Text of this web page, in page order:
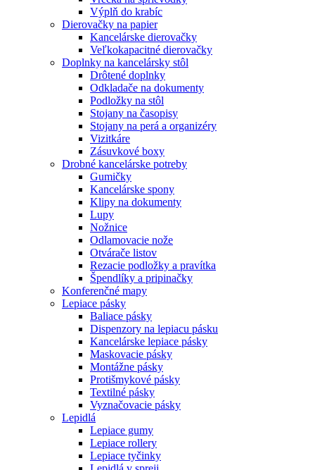
Výplň do krabíc
Dierovačky na papier
Kancelárske dierovačky
Veľkokapacitné dierovačky
Doplnky na kancelársky stôl
Drôtené doplnky
Odkladače na dokumenty
Podložky na stôl
Stojany na časopisy
Stojany na perá a organizéry
Vizitkáre
Zásuvkové boxy
Drobné kancelárske potreby
Gumičky
Kancelárske spony
Klipy na dokumenty
Lupy
Nožnice
Odlamovacie nože
Otvárače listov
Rezacie podložky a pravítka
Špendlíky a pripinačky
Konferenčné mapy
Lepiace pásky
Baliace pásky
Dispenzory na lepiacu pásku
Kancelárske lepiace pásky
Maskovacie pásky
Montážne pásky
Protišmykové pásky
Textilné pásky
Vyznačovacie pásky
Lepidlá
Lepiace gumy
Lepiace rollery
Lepiace tyčinky